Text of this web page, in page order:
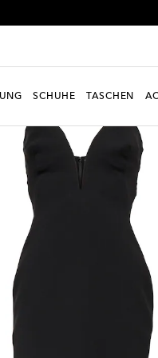
SCHUHE TASCHEN